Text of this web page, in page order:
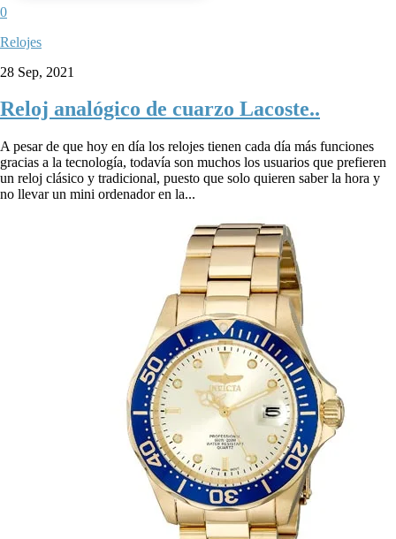
0
Relojes
28 Sep, 2021
Reloj analógico de cuarzo Lacoste..
A pesar de que hoy en día los relojes tienen cada día más funciones
gracias a la tecnología, todavía son muchos los usuarios que prefieren
un reloj clásico y tradicional, puesto que solo quieren saber la hora y
no llevar un mini ordenador en la...